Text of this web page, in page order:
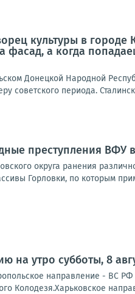
культуры в
фасад, а когда
Донецкой Народной
советского периода.
преступления
округа ранения
Горловки, по которым
на утро субботы, 8
направление - ВС
Колодезя.Харьковское